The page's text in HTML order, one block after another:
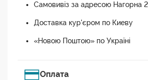
Самовивіз за адресою Нагорна
Доставка кур'єром по Киеву
«Новою Поштою» по Україні
Оплата